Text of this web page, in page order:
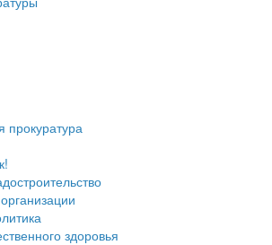
прокуратура
здоровья